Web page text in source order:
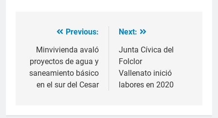
Navegación
de
entradas
Previous:
Minvivienda avaló
proyectos de agua y
saneamiento básico
en el sur del Cesar
Next:
Junta Cívica del
Folclor
Vallenato inició
labores en 2020